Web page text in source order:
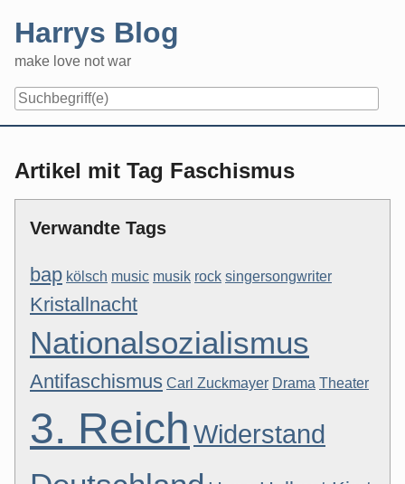
content
Harrys Blog
make love not war
Artikel mit Tag Faschismus
Verwandte Tags
bap kölsch music musik rock singersongwriter
Kristallnacht
Nationalsozialismus
Antifaschismus Carl Zuckmayer Drama Theater
3. Reich Widerstand